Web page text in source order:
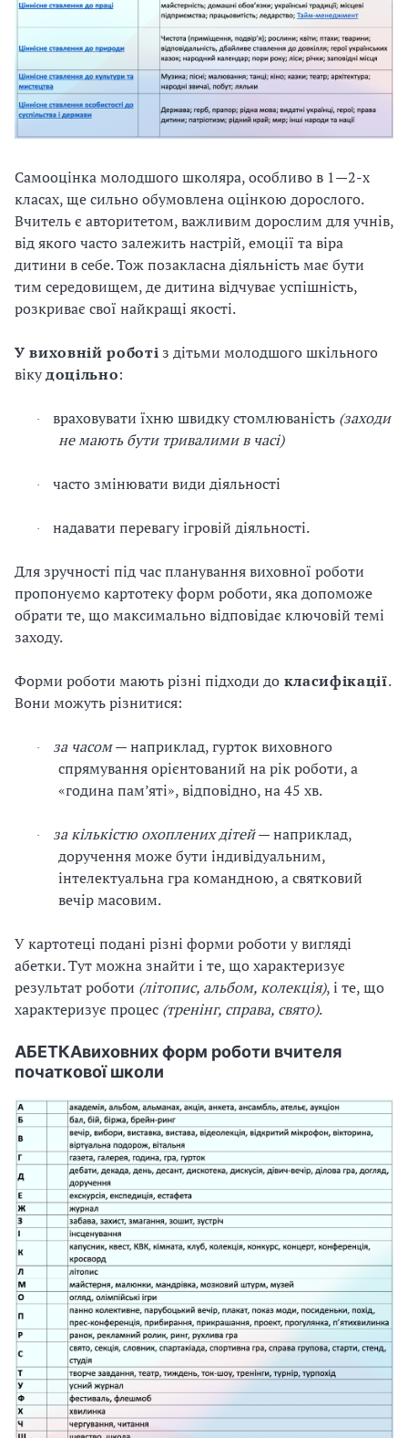
Самооцінка молодшого школяра, особливо в 1—2-х
класах, ще сильно обумовлена оцінкою дорослого.
Вчитель є авторитетом, важливим дорослим для учнів,
від якогочасто залежить настрій, емоції та віра
дитини в себе.Тожпозакласна діяльність має бути
тим середовищем, де дитина відчуває успішність,
розкриває свої найкращі якості.
У виховній роботіз дітьми молодшого шкільного
вікудоцільно:
· враховувати їхню швидку стомлюваність (заходи
не мають бути тривалими в часі)
· часто змінювати види діяльності
· надавати перевагу ігровій діяльності.
Для зручності під час планування виховної роботи
пропонуємо картотеку форм роботи, яка допоможе
обрати те, що максимально відповідає ключовій темі
заходу.
Форми роботи мають різні підходи до класифікації.
Вони можуть різнитися:
· за часом— наприклад, гурток виховного
спрямування орієнтований на рік роботи, а
«година пам’яті», відповідно, на 45 хв.
· за кількістю охоплених дітей— наприклад,
доручення може бути індивідуальним,
інтелектуальна гра командною, а святковий
вечір масовим.
Укартотеці подані різні форми роботи у вигляді
абетки. Тут можна знайти і те, що характеризує
результат роботи (літопис, альбом, колекція), і те, що
характеризує процес (тренінг, справа, свято).
АБЕТКАвиховних форм роботи вчителя
початкової школи